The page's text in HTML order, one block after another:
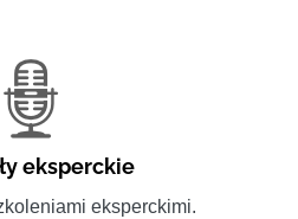
eksperckie
eksperckimi.